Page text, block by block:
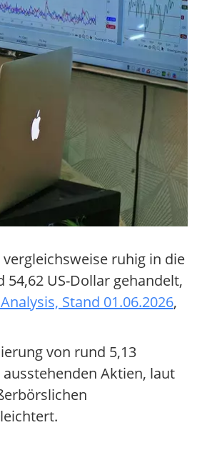
ruhig in die
US-Dollar gehandelt,
Stand 01.06.2026,
von rund 5,13
Aktien, laut